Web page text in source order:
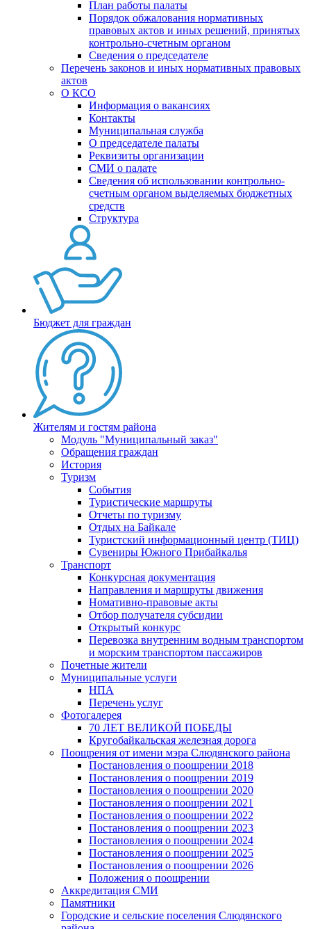
План работы палаты
Порядок обжалования нормативных
правовых актов и иных решений, принятых
контрольно-счетным органом
Сведения о председателе
Перечень законов и иных нормативных правовых
актов
О КСО
Информация о вакансиях
Контакты
Муниципальная служба
О председателе палаты
Реквизиты организации
СМИ о палате
Сведения об использовании контрольно-
счетным органом выделяемых бюджетных
средств
Структура
Бюджет для граждан
Жителям и гостям района
Модуль "Муниципальный заказ"
Обращения граждан
История
Туризм
События
Туристические маршруты
Отчеты по туризму
Отдых на Байкале
Туристский информационный центр (ТИЦ)
Сувениры Южного Прибайкалья
Транспорт
Конкурсная документация
Направления и маршруты движения
Номативно-правовые акты
Отбор получателя субсидии
Открытый конкурс
Перевозка внутренним водным транспортом
и морским транспортом пассажиров
Почетные жители
Муниципальные услуги
НПА
Перечень услуг
Фотогалерея
70 ЛЕТ ВЕЛИКОЙ ПОБЕДЫ
Кругобайкальская железная дорога
Поощрения от имени мэра Слюдянского района
Постановления о поощрении 2018
Постановления о поощрении 2019
Постановления о поощрении 2020
Постановления о поощрении 2021
Постановления о поощрении 2022
Постановления о поощрении 2023
Постановления о поощрении 2024
Постановления о поощрении 2025
Постановления о поощрении 2026
Положения о поощрении
Аккредитация СМИ
Памятники
Городские и сельские поселения Слюдянского